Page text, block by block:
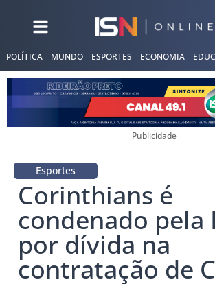
POLÍTICA MUNDO ESPORTES ECONOMIA
Publicidade
Esportes
Corinthians é
condenado pela
por dívida na
contratação de